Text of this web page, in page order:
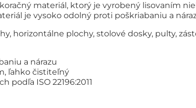
materiál, ktorý je vyrobený lisovaním
je vysoko odolný proti poškriabaniu a
horizontálne plochy, stolové dosky, pulty,
a nárazu
ľahko čistiteľný
podľa ISO 22196:2011